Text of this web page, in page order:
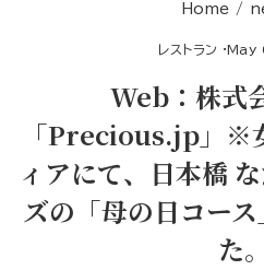
Home /
レストラン ·May
Web：株式
「Precious.jp」※
ィアにて、日本橋
ズの「母の日コー
た。